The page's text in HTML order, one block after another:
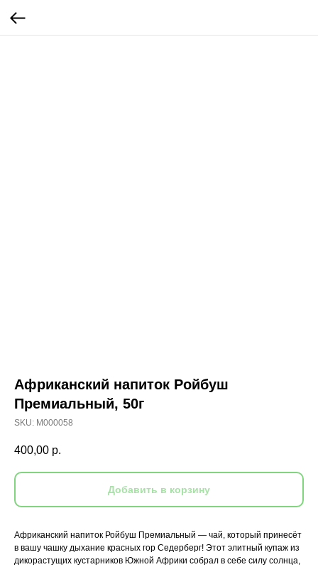
Африканский напиток Ройбуш
Премиальный, 50г
SKU: M000058
400,00 р.
Добавить в корзину
Африканский напиток Ройбуш Премиальный — чай, который принесёт
в вашу чашку дыхание красных гор Седерберг! Этот элитный купаж из
дикорастущих кустарников Южной Африки собрал в себе силу солнца,